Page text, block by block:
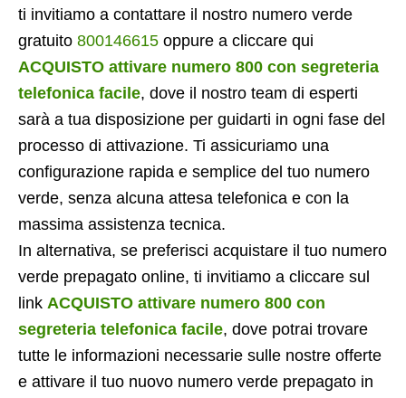
ti invitiamo a contattare il nostro numero verde
gratuito 800146615 oppure a cliccare qui
ACQUISTO attivare numero 800 con segreteria
telefonica facile, dove il nostro team di esperti
sarà a tua disposizione per guidarti in ogni fase del
processo di attivazione. Ti assicuriamo una
configurazione rapida e semplice del tuo numero
verde, senza alcuna attesa telefonica e con la
massima assistenza tecnica.
In alternativa, se preferisci acquistare il tuo numero
verde prepagato online, ti invitiamo a cliccare sul
link ACQUISTO attivare numero 800 con
segreteria telefonica facile, dove potrai trovare
tutte le informazioni necessarie sulle nostre offerte
e attivare il tuo nuovo numero verde prepagato in